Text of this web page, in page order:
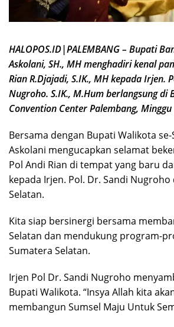
HALOPOS.ID|PALEMBANG – Bupati
Askolani, SH., MH menghadiri kenal
Rian R.Djajadi, S.IK., MH kepada Irjen.
Nugroho. S.IK., M.Hum berlangsung di
Convention Center Palembang,
Bersama dengan Bupati Walikota
Askolani mengucapkan selamat
Pol Andi Rian di tempat yang baru
kepada Irjen. Pol. Dr. Sandi Nugroho
Selatan.
Kita siap bersinergi bersama
Selatan dan mendukung program-
Sumatera Selatan.
Irjen Pol Dr. Sandi Nugroho
Bupati Walikota. “Insya Allah kita
membangun Sumsel Maju Untuk